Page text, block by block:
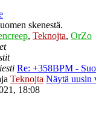
skenestä.
, Teknojta, OrZo
Re: +358BPM -
Teknojta Näytä uusin
18:08